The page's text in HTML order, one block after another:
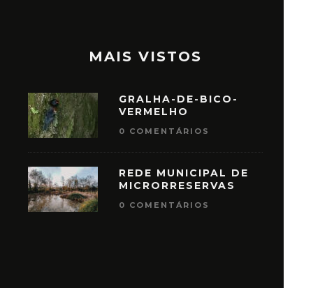
MAIS VISTOS
GRALHA-DE-BICO-
VERMELHO
0 COMENTÁRIOS
REDE MUNICIPAL DE
MICRORRESERVAS
0 COMENTÁRIOS